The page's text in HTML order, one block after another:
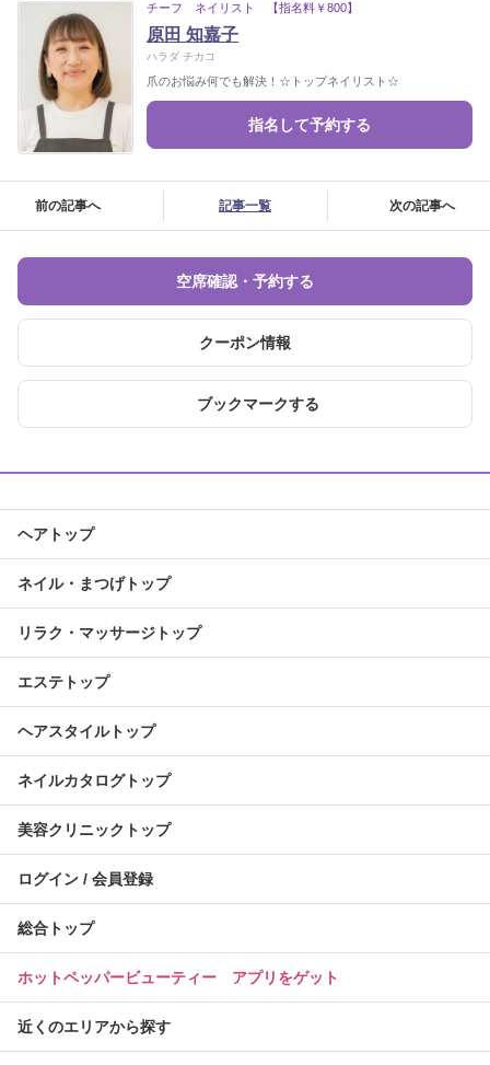
チーフ ネイリスト 【指名料￥800】
原田 知嘉子
ハラダ チカコ
爪のお悩み何でも解決！☆トップネイリスト☆
指名して予約する
前の記事へ 記事一覧 次の記事へ
空席確認・予約する
クーポン情報
ブックマークする
ヘアトップ
ネイル・まつげトップ
リラク・マッサージトップ
エステトップ
ヘアスタイルトップ
ネイルカタログトップ
美容クリニックトップ
ログイン / 会員登録
総合トップ
ホットペッパービューティー アプリをゲット
近くのエリアから探す